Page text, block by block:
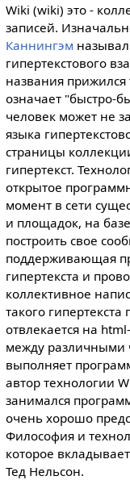
Wiki (wiki) это -
записей.
Каннингэм
гипертекстового
названия прижился
означает "быстро-
человек может не
языка
страницы
гипертекст.
открытое
момент в сети
и площадок, на
построить свое
поддерживающая
гипертекста и
коллективное
такого
отвлекается на
между различными
выполняет
автор технологии
занимался
очень хорошо
Философия и
которое
Тед Нельсон.